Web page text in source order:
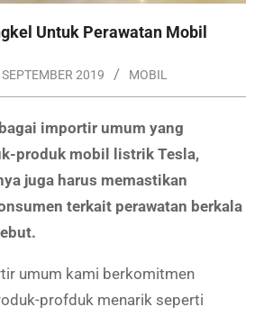
Untuk Perawatan Mobil
2019 MOBIL
importir umum yang
produk mobil listrik Tesla,
juga harus memastikan
terkait perawatan berkala
umum kami berkomitmen
profduk menarik seperti